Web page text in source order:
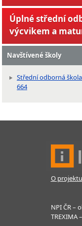
Úplné střední
výcvikem a
Navštívené školy
Střední odborná
664
O projektu
NPI ČR –
TREXIMA